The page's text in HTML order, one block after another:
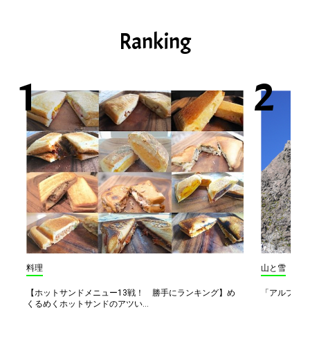
Ranking
料理
【ホットサンドメニュー13戦！ 勝手にランキング】め
くるめくホットサンドのアツい...
山と雪
「アルプス